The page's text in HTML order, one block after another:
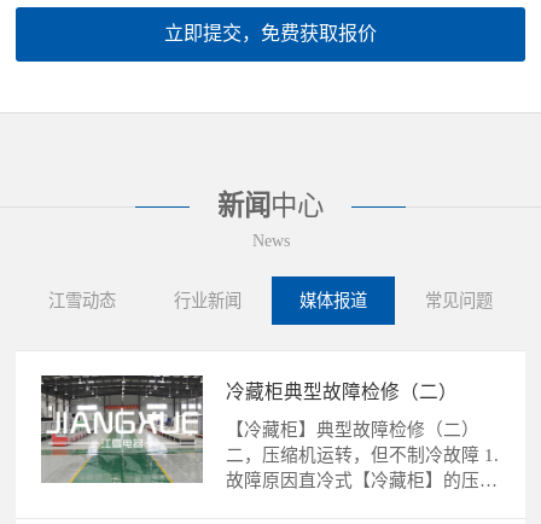
立即提交，免费获取报价
新闻 中心
News
江雪动态 行业新闻 媒体报道 常见问题
冷藏柜典型故障检修（二）
【冷藏柜】典型故障检修（二）
二，压缩机运转，但不制冷故障 1.
故障原因直冷式【冷藏柜】的压缩